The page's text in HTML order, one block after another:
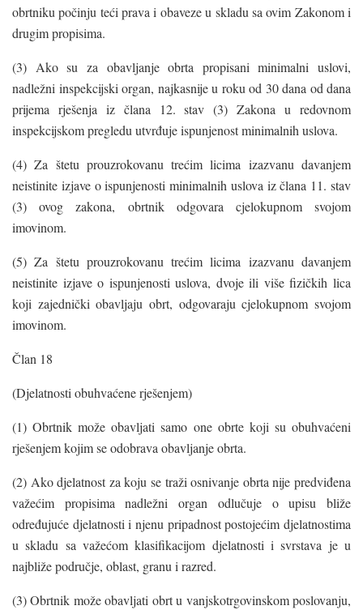
obrtniku počinju teći prava i obaveze u skladu sa ovim Zakonom i
drugim propisima.
(3) Ako su za obavljanje obrta propisani minimalni uslovi,
nadležni inspekcijski organ, najkasnije u roku od 30 dana od dana
prijema rješenja iz člana 12. stav (3) Zakona u redovnom
inspekcijskom pregledu utvrđuje ispunjenost minimalnih uslova.
(4) Za štetu prouzrokovanu trećim licima izazvanu davanjem
neistinite izjave o ispunjenosti minimalnih uslova iz člana 11. stav
(3) ovog zakona, obrtnik odgovara cjelokupnom svojom
imovinom.
(5) Za štetu prouzrokovanu trećim licima izazvanu davanjem
neistinite izjave o ispunjenosti uslova, dvoje ili više fizičkih lica
koji zajednički obavljaju obrt, odgovaraju cjelokupnom svojom
imovinom.
Član 18
(Djelatnosti obuhvaćene rješenjem)
(1) Obrtnik može obavljati samo one obrte koji su obuhvaćeni
rješenjem kojim se odobrava obavljanje obrta.
(2) Ako djelatnost za koju se traži osnivanje obrta nije predviđena
važećim propisima nadležni organ odlučuje o upisu bliže
određujuće djelatnosti i njenu pripadnost postojećim djelatnostima
u skladu sa važećom klasifikacijom djelatnosti i svrstava je u
najbliže područje, oblast, granu i razred.
(3) Obrtnik može obavljati obrt u vanjskotrgovinskom poslovanju,